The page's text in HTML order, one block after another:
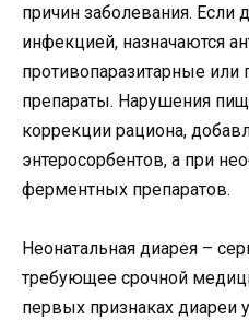
причин заболевания. Если
инфекцией, назначаются
противопаразитарные или
препараты. Нарушения
коррекции рациона,
энтеросорбентов, а при
ферментных препаратов.
Неонатальная диарея –
требующее срочной
первых признаках диареи